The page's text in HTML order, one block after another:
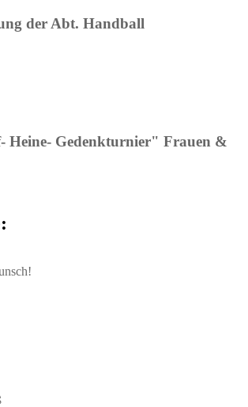
der Abt. Handball
Heine- Gedenkturnier" Frauen &